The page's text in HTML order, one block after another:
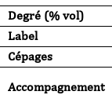
Degré (% vol)
Label
Cépages
Accompagnement